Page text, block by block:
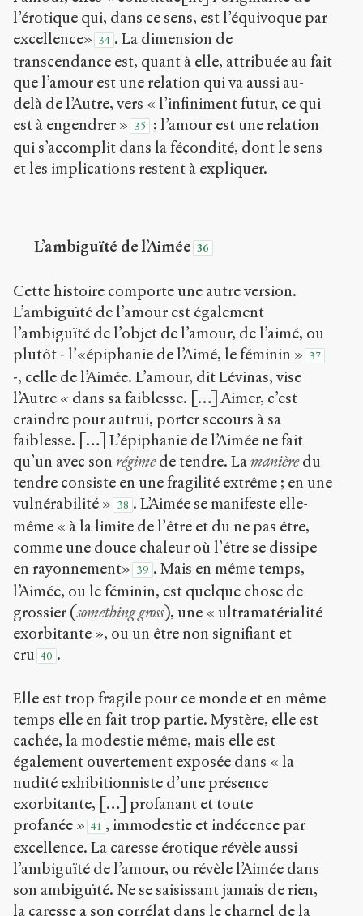
l’érotique qui, dans ce sens, est l’équivoque par
excellence» 34 . La dimension de
transcendance est, quant à elle, attribuée au fait
que l’amour est une relation qui va aussi au-
delà de l’Autre, vers « l’infiniment futur, ce qui
est à engendrer » 35 ; l’amour est une relation
qui s’accomplit dans la fécondité, dont le sens
et les implications restent à expliquer.
L’ambiguïté de l’Aimée 36
Cette histoire comporte une autre version.
L’ambiguïté de l’amour est également
l’ambiguïté de l’objet de l’amour, de l’aimé, ou
plutôt - l’«épiphanie de l’Aimé, le féminin » 37
-, celle de l’Aimée. L’amour, dit Lévinas, vise
l’Autre « dans sa faiblesse. […] Aimer, c’est
craindre pour autrui, porter secours à sa
faiblesse. […] L’épiphanie de l’Aimée ne fait
qu’un avec son régimede tendre. Lamanièredu
tendre consiste en une fragilité extrême ; en une
vulnérabilité » 38 . L’Aimée se manifeste elle-
même « à la limite de l’être et du ne pas être,
comme une douce chaleur où l’être se dissipe
en rayonnement» 39 . Mais en même temps,
l’Aimée, ou le féminin, est quelque chose de
grossier (something gross), une « ultramatérialité
exorbitante », ou un être non signifiant et
cru 40 .
Elle est trop fragile pour ce monde et en même
temps elle en fait trop partie. Mystère, elle est
cachée, la modestie même, mais elle est
également ouvertement exposée dans « la
nudité exhibitionniste d’une présence
exorbitante, […] profanant et toute
profanée » 41 , immodestie et indécence par
excellence. La caresse érotique révèle aussi
l’ambiguïté de l’amour, ou révèle l’Aimée dans
son ambiguïté. Ne se saisissant jamais de rien,
la caresse a son corrélat dans le charnel de la